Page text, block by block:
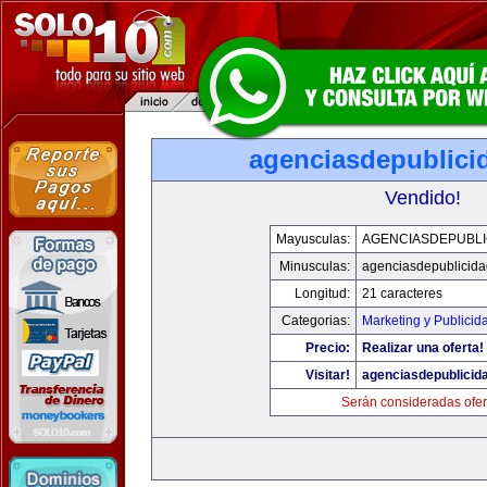
Vendido!
Mayusculas:
Minusculas:
Longitud:
21 caracteres
Categorias:
Marketing y
Precio:
Realizar una oferta!
Visitar!
Serán consideradas